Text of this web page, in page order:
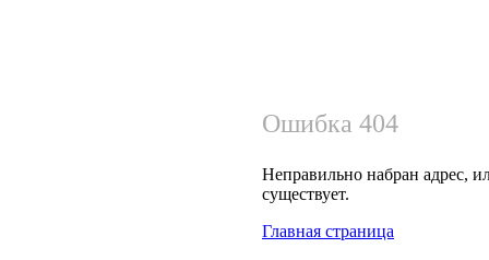
Ошибка 404
Неправильно набран адрес,
существует.
Главная страница